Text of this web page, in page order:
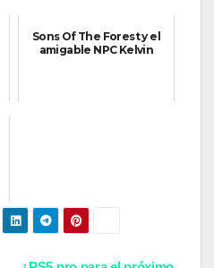
Sons Of The Forest y el
amigable NPC Kelvin